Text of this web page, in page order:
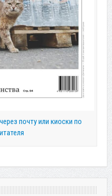
почту или киоски по